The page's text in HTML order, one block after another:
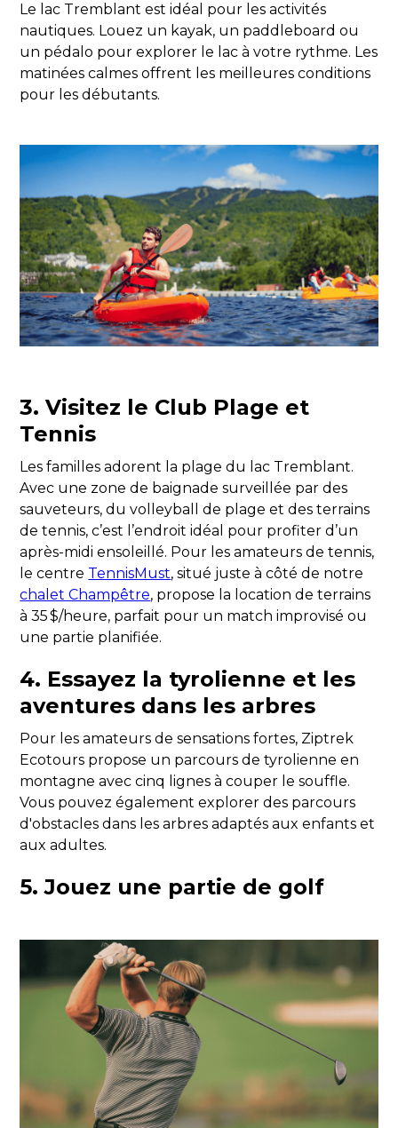
Le lac Tremblant est idéal pour les activités
nautiques. Louez un kayak, un paddleboard ou
un pédalo pour explorer le lac à votre rythme. Les
matinées calmes offrent les meilleures conditions
pour les débutants.
3.Visitez le Club Plage et
Tennis
Les familles adorent la plage du lac Tremblant.
Avec une zone de baignade surveillée par des
sauveteurs, du volleyball de plage et des terrains
de tennis, c’est l’endroit idéal pour profiter d’un
après-midi ensoleillé. Pour les amateurs de tennis,
le centre TennisMust, situé juste à côté de notre
chalet Champêtre, propose la location de terrains
à 35 $/heure, parfait pour un match improvisé ou
une partie planifiée.
4. Essayez la tyrolienne et les
aventures dans les arbres
Pour les amateurs de sensations fortes, Ziptrek
Ecotours propose un parcours de tyrolienne en
montagne avec cinq lignes à couper le souffle.
Vous pouvez également explorer des parcours
d'obstacles dans les arbres adaptés aux enfants et
aux adultes.
5.Jouez une partie de golf